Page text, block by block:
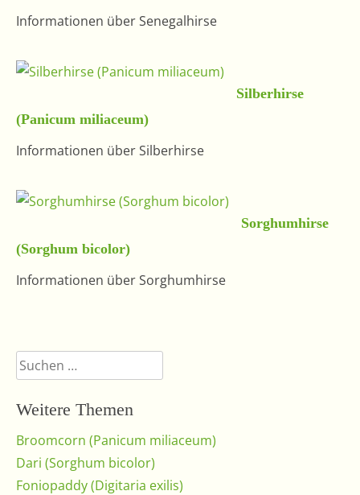
Informationen über Senegalhirse
Silberhirse
(Panicum miliaceum)
Informationen über Silberhirse
Sorghumhirse
(Sorghum bicolor)
Informationen über Sorghumhirse
Suchen
nach:
Weitere Themen
Broomcorn (Panicum miliaceum)
Dari (Sorghum bicolor)
Foniopaddy (Digitaria exilis)